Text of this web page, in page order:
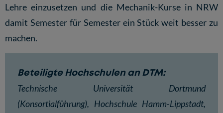
Lehre einzusetzen und die Mechanik-Kurse in NRW
damit Semester für Semester ein Stück weit besser zu
machen.
Beteiligte Hochschulen an DTM:
Technische Universität Dortmund
(Konsortialführung), Hochschule Hamm-Lippstadt,